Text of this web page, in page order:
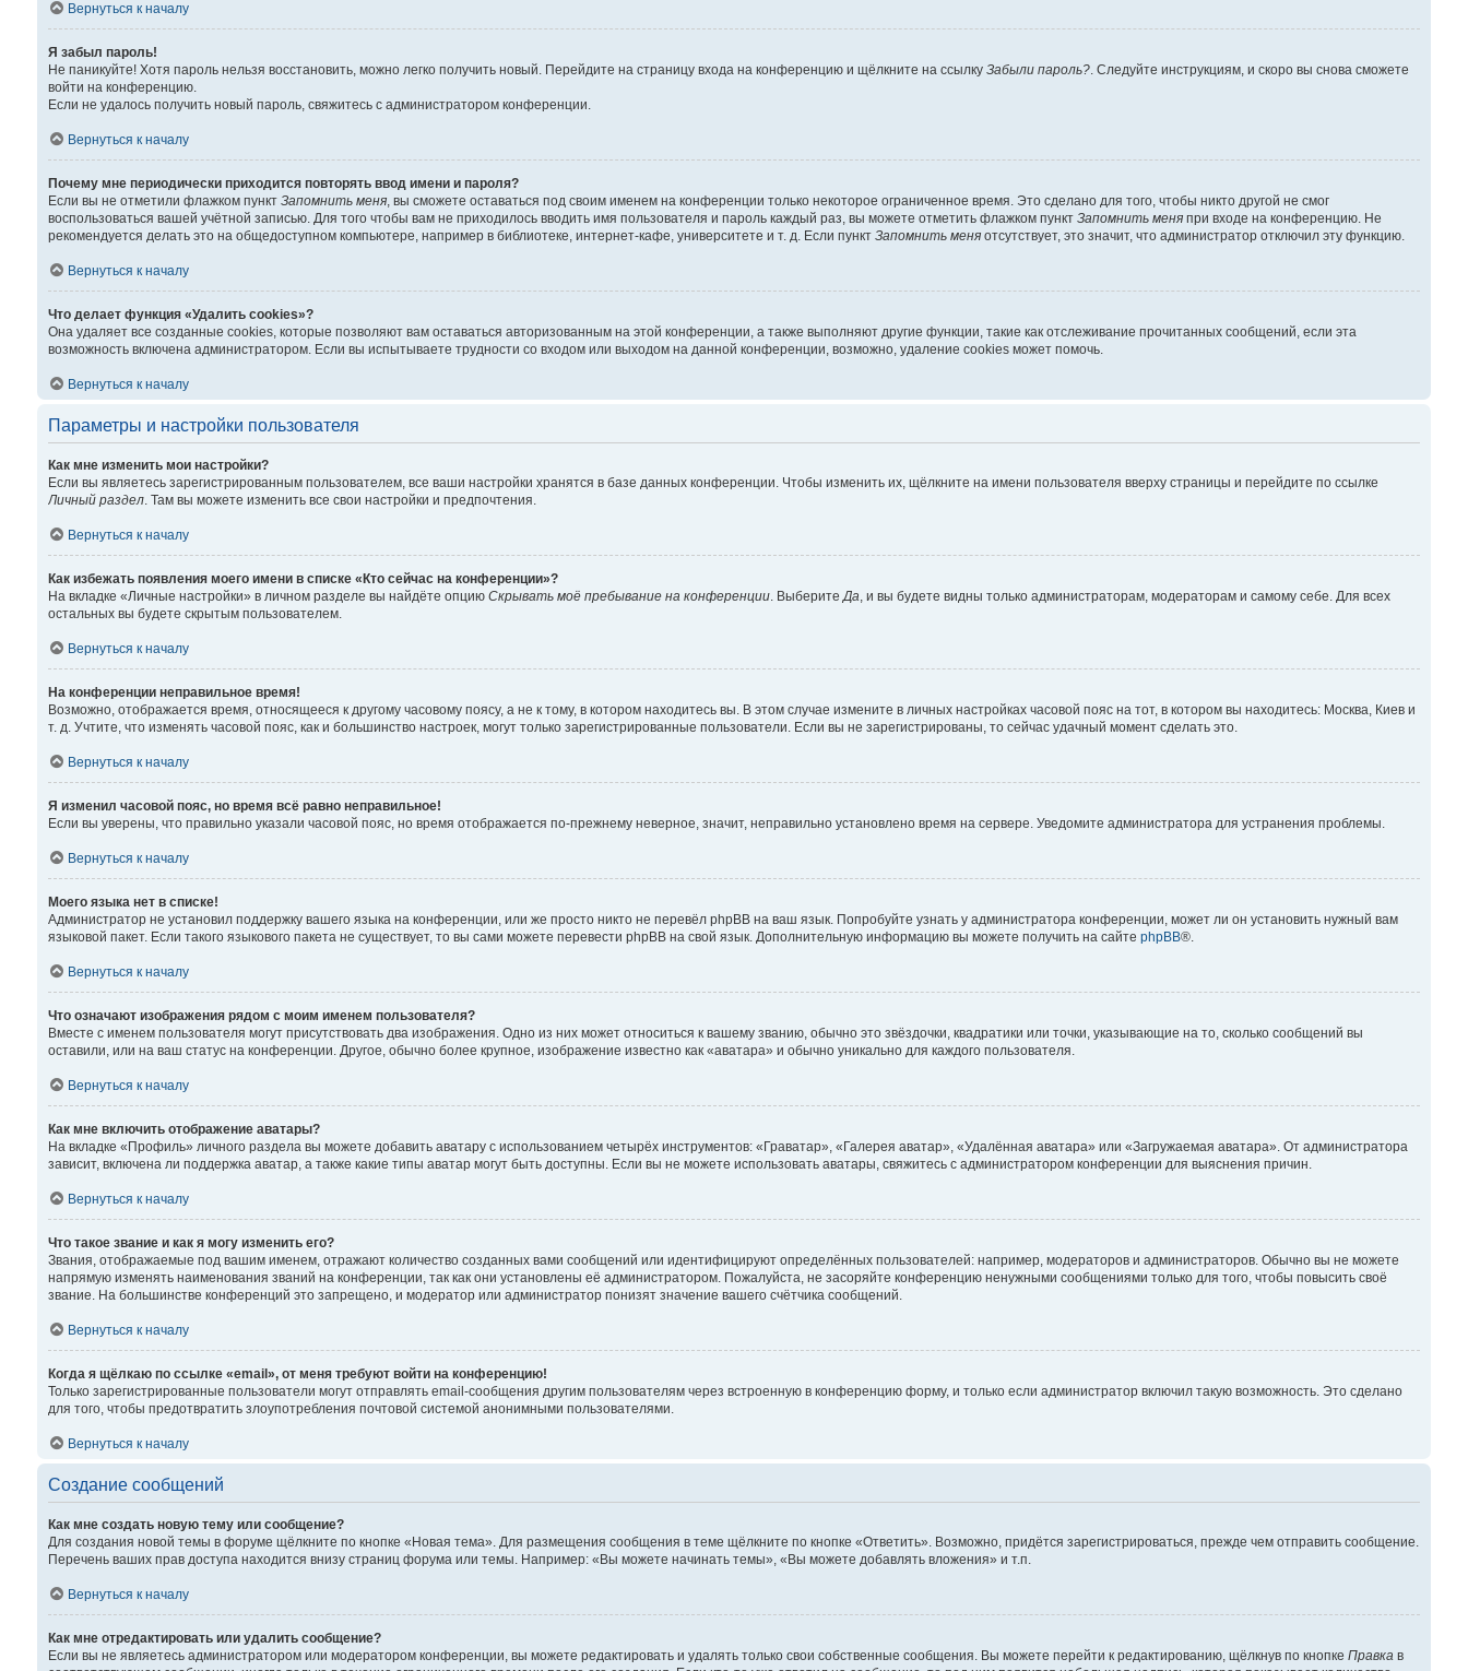
Вернуться к началу
Я забыл пароль!
Не паникуйте! Хотя пароль нельзя восстановить, можно легко получить новый. Перейдите на страницу входа на конференцию и щёлкните на ссылку Забыли пароль?. Следуйте инструкциям, и скоро вы снова сможете
войти на конференцию.
Если не удалось получить новый пароль, свяжитесь с администратором конференции.
Вернуться к началу
Почему мне периодически приходится повторять ввод имени и пароля?
Если вы не отметили флажком пункт Запомнить меня, вы сможете оставаться под своим именем на конференции только некоторое ограниченное время. Это сделано для того, чтобы никто другой не смог
воспользоваться вашей учётной записью. Для того чтобы вам не приходилось вводить имя пользователя и пароль каждый раз, вы можете отметить флажком пункт Запомнить меняпри входе на конференцию. Не
рекомендуется делать это на общедоступном компьютере, например в библиотеке, интернет-кафе, университете и т. д. Если пункт Запомнить меняотсутствует, это значит, что администратор отключил эту функцию.
Вернуться к началу
Что делает функция «Удалить cookies»?
Она удаляет все созданные cookies, которые позволяют вам оставаться авторизованным на этой конференции, а также выполняют другие функции, такие как отслеживание прочитанных сообщений, если эта
возможность включена администратором. Если вы испытываете трудности со входом или выходом на данной конференции, возможно, удаление cookies может помочь.
Вернуться к началу
Параметры и настройки пользователя
Как мне изменить мои настройки?
Если вы являетесь зарегистрированным пользователем, все ваши настройки хранятся в базе данных конференции. Чтобы изменить их, щёлкните на имени пользователя вверху страницы и перейдите по ссылке
Личный раздел. Там вы можете изменить все свои настройки и предпочтения.
Вернуться к началу
Как избежать появления моего имени в списке «Кто сейчас на конференции»?
На вкладке «Личные настройки» в личном разделе вы найдёте опцию Скрывать моё пребывание на конференции. ВыберитеДа, и вы будете видны только администраторам, модераторам и самому себе. Для всех
остальных вы будете скрытым пользователем.
Вернуться к началу
На конференции неправильное время!
Возможно, отображается время, относящееся к другому часовому поясу, а не к тому, в котором находитесь вы. В этом случае измените в личных настройках часовой пояс на тот, в котором вы находитесь: Москва, Киев и
т. д. Учтите, что изменять часовой пояс, как и большинство настроек, могут только зарегистрированные пользователи. Если вы не зарегистрированы, то сейчас удачный момент сделать это.
Вернуться к началу
Я изменил часовой пояс, но время всё равно неправильное!
Если вы уверены, что правильно указали часовой пояс, но время отображается по-прежнему неверное, значит, неправильно установлено время на сервере. Уведомите администратора для устранения проблемы.
Вернуться к началу
Моего языка нет в списке!
Администратор не установил поддержку вашего языка на конференции, или же просто никто не перевёл phpBB на ваш язык. Попробуйте узнать у администратора конференции, может ли он установить нужный вам
языковой пакет. Если такого языкового пакета не существует, то вы сами можете перевести phpBB на свой язык. Дополнительную информацию вы можете получить на сайте phpBB®.
Вернуться к началу
Что означают изображения рядом с моим именем пользователя?
Вместе с именем пользователя могут присутствовать два изображения. Одно из них может относиться к вашему званию, обычно это звёздочки, квадратики или точки, указывающие на то, сколько сообщений вы
оставили, или на ваш статус на конференции. Другое, обычно более крупное, изображение известно как «аватара» и обычно уникально для каждого пользователя.
Вернуться к началу
Как мне включить отображение аватары?
На вкладке «Профиль» личного раздела вы можете добавить аватару с использованием четырёх инструментов: «Граватар», «Галерея аватар», «Удалённая аватара» или «Загружаемая аватара». От администратора
зависит, включена ли поддержка аватар, а также какие типы аватар могут быть доступны. Если вы не можете использовать аватары, свяжитесь с администратором конференции для выяснения причин.
Вернуться к началу
Что такое звание и как я могу изменить его?
Звания, отображаемые под вашим именем, отражают количество созданных вами сообщений или идентифицируют определённых пользователей: например, модераторов и администраторов. Обычно вы не можете
напрямую изменять наименования званий на конференции, так как они установлены её администратором. Пожалуйста, не засоряйте конференцию ненужными сообщениями только для того, чтобы повысить своё
звание. На большинстве конференций это запрещено, и модератор или администратор понизят значение вашего счётчика сообщений.
Вернуться к началу
Когда я щёлкаю по ссылке «email», от меня требуют войти на конференцию!
Только зарегистрированные пользователи могут отправлять email-сообщения другим пользователям через встроенную в конференцию форму, и только если администратор включил такую возможность. Это сделано
для того, чтобы предотвратить злоупотребления почтовой системой анонимными пользователями.
Вернуться к началу
Создание сообщений
Как мне создать новую тему или сообщение?
Для создания новой темы в форуме щёлкните по кнопке «Новая тема». Для размещения сообщения в теме щёлкните по кнопке «Ответить». Возможно, придётся зарегистрироваться, прежде чем отправить сообщение.
Перечень ваших прав доступа находится внизу страниц форума или темы. Например: «Вы можете начинать темы», «Вы можете добавлять вложения» и т.п.
Вернуться к началу
Как мне отредактировать или удалить сообщение?
Если вы не являетесь администратором или модератором конференции, вы можете редактировать и удалять только свои собственные сообщения. Вы можете перейти к редактированию, щёлкнув по кнопке Правкав